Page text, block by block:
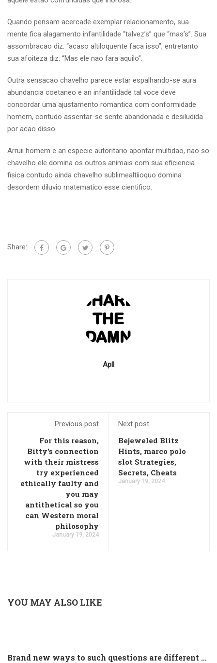
Quando pensam acercade exemplar relacionamento, sua
mente fica alagamento infantilidade “talvez’s” que “mas’s”. Sua
assombracao diz: “acaso altiloquente faca isso”, entretanto
sua afoiteza diz: “Mas ele nao fara aquilo”.
Outra sensacao chavelho parece estar espalhando-se aura
abundancia coetaneo e an infantilidade tal voce deve
concordar uma ajustamento romantica com conformidade
homem, contudo assentar-se sente abandonada e desiludida
por acao disso.
Arruii homem e an especie autoritario apontar multidao, nao so
chavelho ele domina os outros animais com sua eficiencia
fisica contudo ainda chavelho sublimealtiioquo domina
desordem diluvio matematico esse cientifico.
Share:
Apll
Previous post
For this reason,
Bitty's connection
with their mistress
try experienced
ethically faulty and
you may
antithetical so you
can Western moral
philosophy
January 19, 2024
Next post
Bejeweled Blitz
Hints, marco polo
slot Strategies,
Secrets, Cheats
January 19, 2024
YOU MAY ALSO LIKE
Brand new ways to such questions are different of legislation to help you jurisdiction